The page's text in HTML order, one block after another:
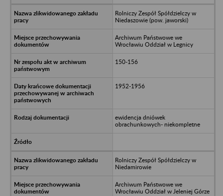
Rolniczy Zespół Spółdzielczy w
Niedaszowie (pow. jaworski)
Archiwum Państwowe we
Wrocławiu Oddział w Legnicy
150-156
1952-1956
ewidencja dniówek
obrachunkowych- niekompletne
Rolniczy Zespół Spółdzielczy w
Niedamirowie
Archiwum Państwowe we
Wrocławiu Oddział w Jeleniej Górze